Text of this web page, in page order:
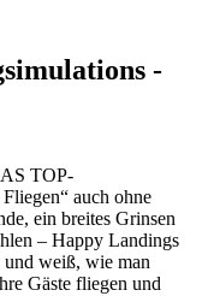
-
TOP-
auch ohne
ein breites Grinsen
– Happy Landings
weiß, wie man
Gäste fliegen und